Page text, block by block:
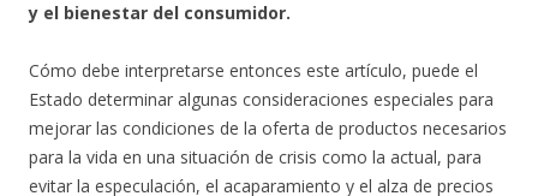
y el bienestar del consumidor.
Cómo debe interpretarse entonces este artículo, puede el
Estado determinar algunas consideraciones especiales para
mejorar las condiciones de la oferta de productos necesarios
para la vida en una situación de crisis como la actual, para
evitar la especulación, el acaparamiento y el alza de precios